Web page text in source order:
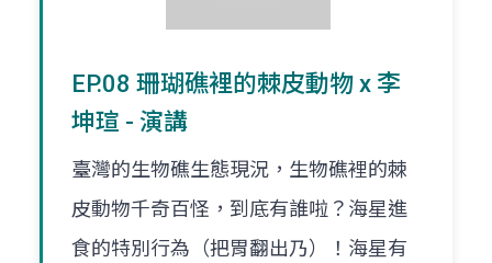
EP.08 珊瑚礁裡的棘皮動物 x 李
坤瑄 - 演講
臺灣的生物礁生態現況，生物礁裡的棘
皮動物千奇百怪，到底有誰啦？海星進
食的特別行為（把胃翻出乃）！海星有